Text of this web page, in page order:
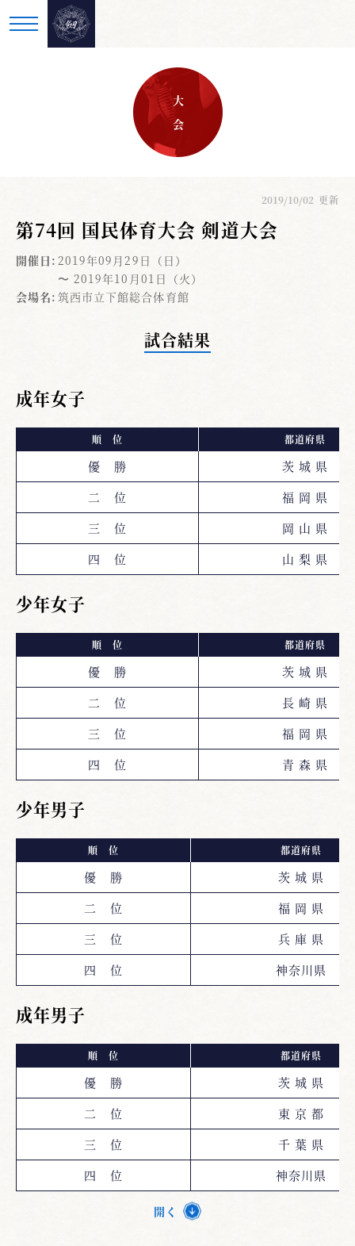
大 会
2019/10/02 更新
第74回 国民体育大会 剣道大会
開催日: 2019年09月29日（日）
〜 2019年10月01日（火）
会場名: 筑西市立下館総合体育館
試合結果
成年女子
順 位 都道府県
優 勝
茨 城 県
二 位
福 岡 県
三 位
岡 山 県
四 位
山 梨 県
少年女子
順 位 都道府県
優 勝
茨 城 県
二 位
長 崎 県
三 位
福 岡 県
四 位
青 森 県
少年男子
順 位 都道府県
優 勝
茨 城 県
二 位
福 岡 県
三 位
兵 庫 県
四 位
神奈川県
成年男子
順 位 都道府県
優 勝
茨 城 県
二 位
東 京 都
三 位
千 葉 県
四 位
神奈川県
開く